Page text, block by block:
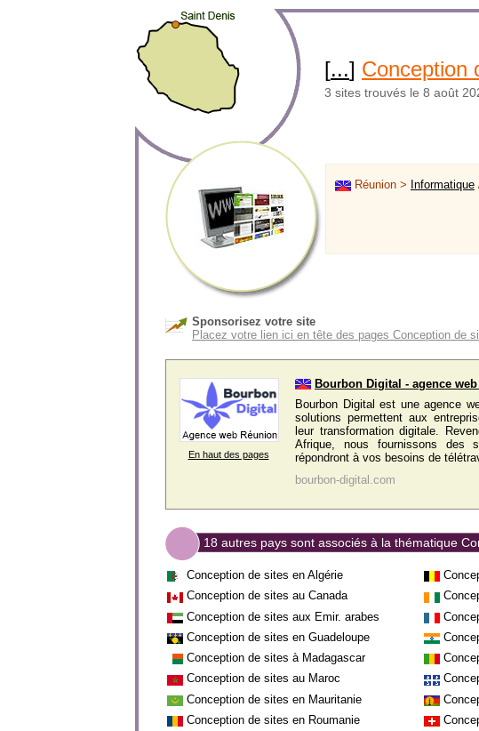
[...] Conception
3 sites trouvés le 8 août
Réunion > Informatique
Sponsorisez votre site
Placez votre lien ici en tête des pages Conception de
En haut des pages
Bourbon Digital - agence
Bourbon Digital est une agence
solutions permettent aux
leur transformation digitale.
Afrique, nous fournissons des
répondront à vos besoins de
bourbon-digital.com
18 autres pays sont associés à la thématique
Conception de sites en Algérie
Conception de sites au Canada
Conception de sites aux Emir. arabes
Conception de sites en Guadeloupe
Conception de sites à Madagascar
Conception de sites au Maroc
Conception de sites en Mauritanie
Conception de sites en Roumanie